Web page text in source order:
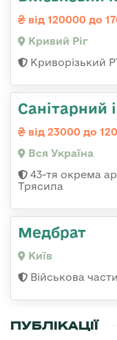
від 120000 до
Кривий Ріг
Криворізький
Санітарний
від 23000 до
Вся Україна
43-тя окрема
Трясила
Медбрат
Київ
Військова
ПУБЛІКАЦІЇ